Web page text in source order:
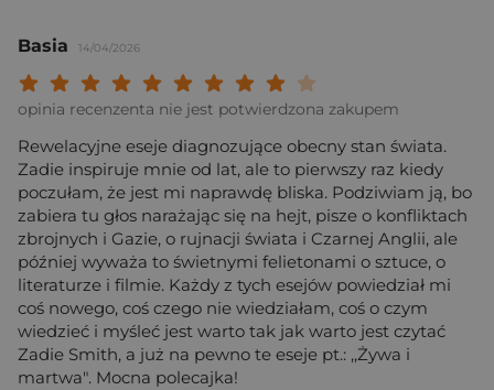
Basia 14/04/2026
Twoja ocena:
Twoja ocena: Wybitna 9/
Twoja ocena: Rewelacyjna 8/
Twoja ocena: Bardzo dobra 7/10"
Twoja ocena: Dobra 6/10"
Twoja ocena: Przeciętna 5/10"
Twoja ocena: Może być 4/10"
Twoja ocena: Słaba 3/10"
Twoja ocena: Bardzo słaba 2/10"
Twoja ocena: Beznadziejna 1/10"
opinia recenzenta nie jest potwierdzona zakupem
Rewelacyjne eseje diagnozujące obecny stan świata.
Zadie inspiruje mnie od lat, ale to pierwszy raz kiedy
poczułam, że jest mi naprawdę bliska. Podziwiam ją, bo
zabiera tu głos narażając się na hejt, pisze o konfliktach
zbrojnych i Gazie, o rujnacji świata i Czarnej Anglii, ale
później wyważa to świetnymi felietonami o sztuce, o
literaturze i filmie. Każdy z tych esejów powiedział mi
coś nowego, coś czego nie wiedziałam, coś o czym
wiedzieć i myśleć jest warto tak jak warto jest czytać
Zadie Smith, a już na pewno te eseje pt.: ,,Żywa i
martwa". Mocna polecajka!